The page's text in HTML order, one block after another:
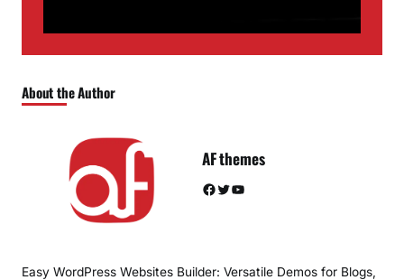
About the Author
AF themes
Facebook Twitter YouTube
Easy WordPress Websites Builder: Versatile Demos for Blogs,